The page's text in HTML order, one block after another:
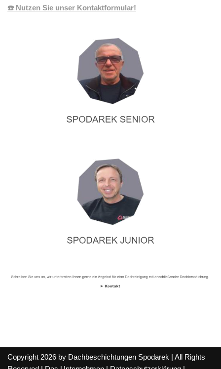
☎️ Nutzen Sie unser Kontaktformular!
Copyright 2026 by Dachbeschichtungen Spodarek | All Rights